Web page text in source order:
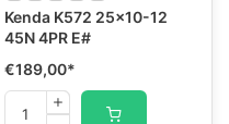
Kenda K572 25x10-12
45N 4PR E#
€189,00*